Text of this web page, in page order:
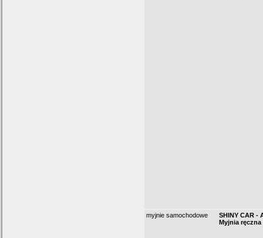
myjnie samochodowe
SHINY CAR -
Myjnia ręczna